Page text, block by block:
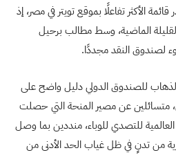
الأكثر تفاعلًا بموقع تويتر في مصر، إذ
الماضية، وسط مطالب برحيل
لصندوق النقد مجددًا.
الذهاب للصندوق الدولي دليل واضح على
متسائلين عن مصير المنحة التي حصلت
للتصدي للوباء، منددين بما وصل
من تدنٍ في ظل غياب الحد الأدنى من